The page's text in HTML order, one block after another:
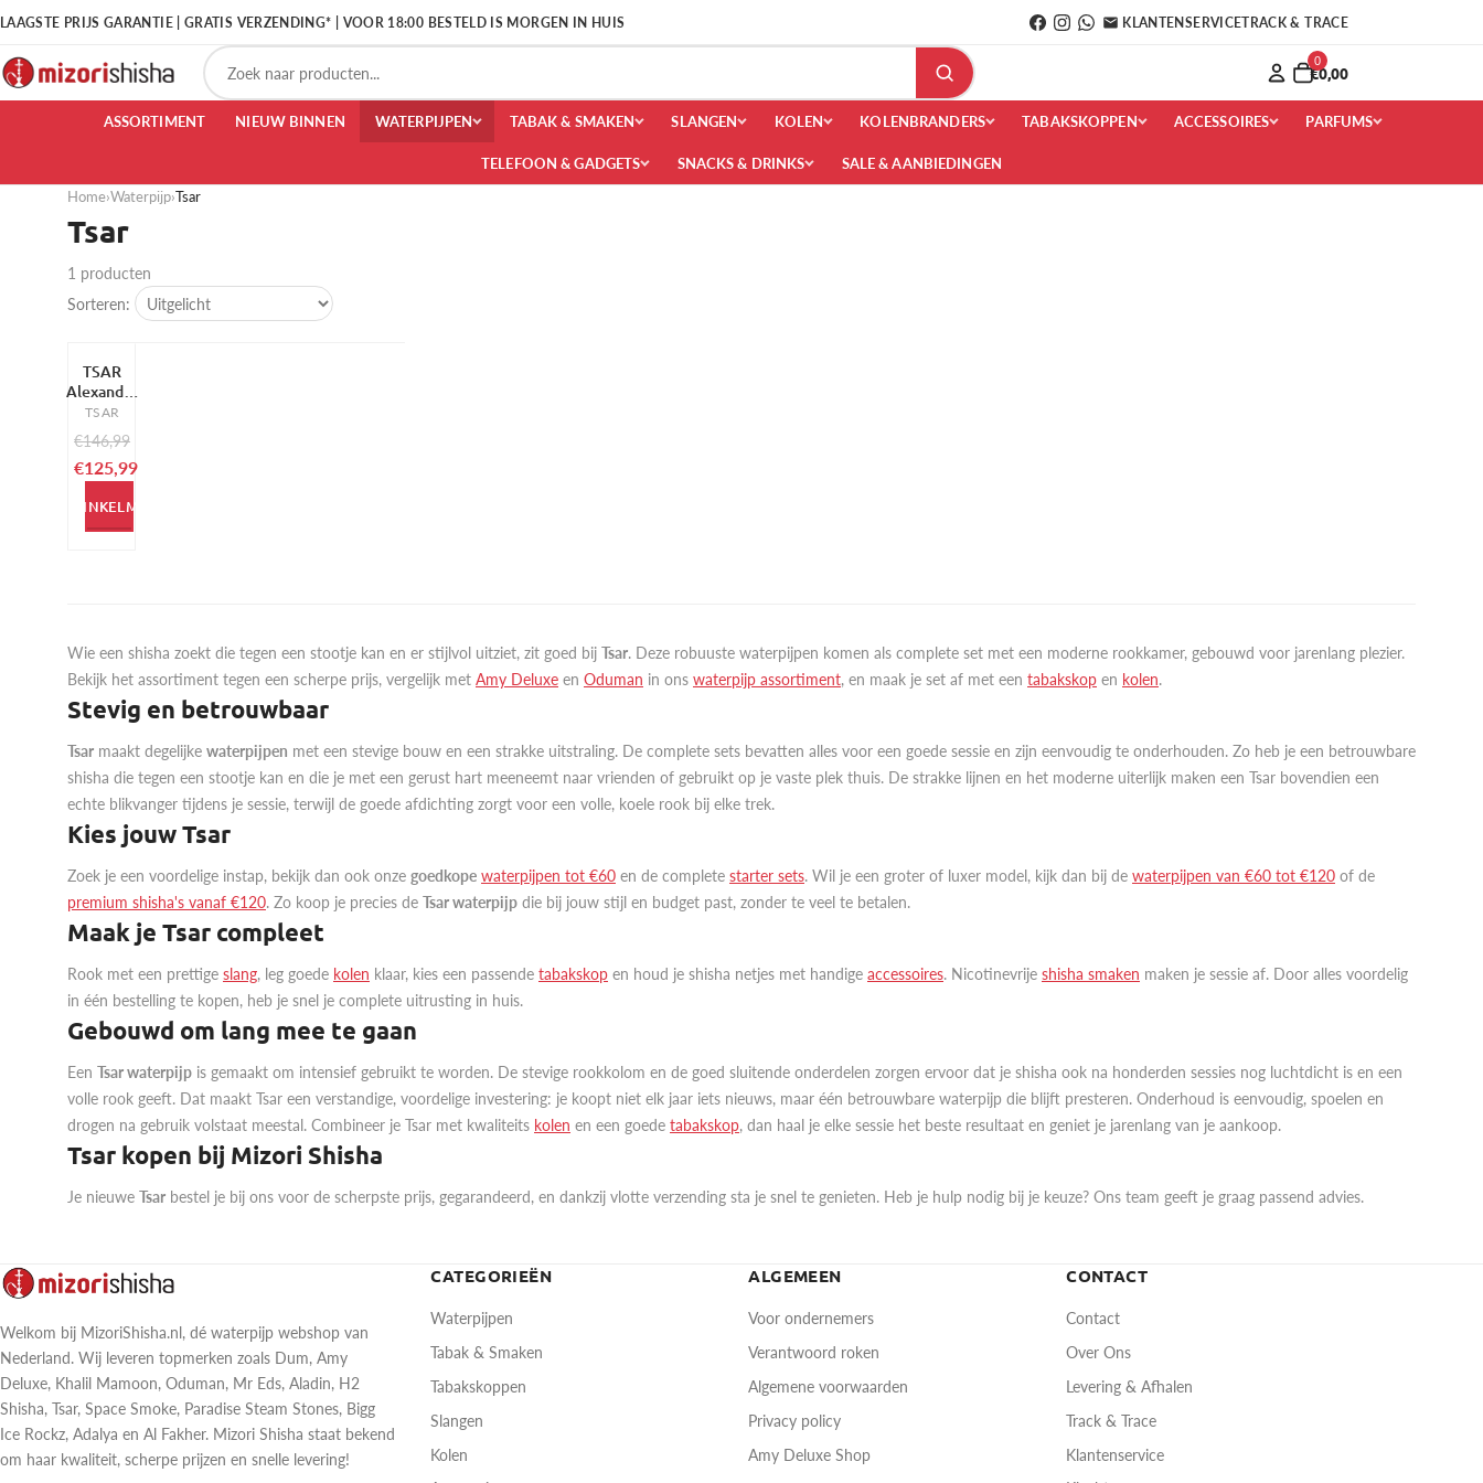
LAAGSTE PRIJS GARANTIE | GRATIS VERZENDING* | VOOR 18:00 BESTELD IS MORGEN IN HUIS KLANTENSERVICETRACK & TRACE
0
€0,00
ASSORTIMENT NIEUW BINNEN WATERPIJPEN TABAK & SMAKEN SLANGEN KOLEN KOLENBRANDERS TABAKSKOPPEN ACCESSOIRES PARFUMS
TELEFOON & GADGETS SNACKS & DRINKS SALE & AANBIEDINGEN
Home›Waterpijp›Tsar
Tsar
1 producten
Sorteren:
-14%
TSAR
Alexander
Mini Gold
Shisha
TSAR
€146,99
€125,99
IN WINKELMAND
Wie een shisha zoekt die tegen een stootje kan en er stijlvol uitziet, zit goed bij Tsar. Deze robuuste waterpijpen komen als complete set met een moderne rookkamer, gebouwd voor jarenlang plezier.
Bekijk het assortiment tegen een scherpe prijs, vergelijk met Amy Deluxe en Oduman in ons waterpijp assortiment, en maak je set af met een tabakskop en kolen.
Stevig en betrouwbaar
Tsar maakt degelijke waterpijpen met een stevige bouw en een strakke uitstraling. De complete sets bevatten alles voor een goede sessie en zijn eenvoudig te onderhouden. Zo heb je een betrouwbare
shisha die tegen een stootje kan en die je met een gerust hart meeneemt naar vrienden of gebruikt op je vaste plek thuis. De strakke lijnen en het moderne uiterlijk maken een Tsar bovendien een
echte blikvanger tijdens je sessie, terwijl de goede afdichting zorgt voor een volle, koele rook bij elke trek.
Kies jouw Tsar
Zoek je een voordelige instap, bekijk dan ook onze goedkope waterpijpen tot €60 en de complete starter sets. Wil je een groter of luxer model, kijk dan bij de waterpijpen van €60 tot €120 of de
premium shisha's vanaf €120. Zo koop je precies de Tsar waterpijp die bij jouw stijl en budget past, zonder te veel te betalen.
Maak je Tsar compleet
Rook met een prettige slang, leg goede kolen klaar, kies een passende tabakskop en houd je shisha netjes met handige accessoires. Nicotinevrije shisha smaken maken je sessie af. Door alles voordelig
in één bestelling te kopen, heb je snel je complete uitrusting in huis.
Gebouwd om lang mee te gaan
Een Tsar waterpijp is gemaakt om intensief gebruikt te worden. De stevige rookkolom en de goed sluitende onderdelen zorgen ervoor dat je shisha ook na honderden sessies nog luchtdicht is en een
volle rook geeft. Dat maakt Tsar een verstandige, voordelige investering: je koopt niet elk jaar iets nieuws, maar één betrouwbare waterpijp die blijft presteren. Onderhoud is eenvoudig, spoelen en
drogen na gebruik volstaat meestal. Combineer je Tsar met kwaliteits kolen en een goede tabakskop, dan haal je elke sessie het beste resultaat en geniet je jarenlang van je aankoop.
Tsar kopen bij Mizori Shisha
Je nieuwe Tsar bestel je bij ons voor de scherpste prijs, gegarandeerd, en dankzij vlotte verzending sta je snel te genieten. Heb je hulp nodig bij je keuze? Ons team geeft je graag passend advies.
CATEGORIEËN
Waterpijpen
Tabak & Smaken
Tabakskoppen
Slangen
Kolen
ALGEMEEN
Voor ondernemers
Verantwoord roken
Algemene voorwaarden
Privacy policy
Amy Deluxe Shop
CONTACT
Contact
Over Ons
Levering & Afhalen
Track & Trace
Klantenservice
Welkom bij MizoriShisha.nl, dé waterpijp webshop van
Nederland. Wij leveren topmerken zoals Dum, Amy
Deluxe, Khalil Mamoon, Oduman, Mr Eds, Aladin, H2
Shisha, Tsar, Space Smoke, Paradise Steam Stones, Bigg
Ice Rockz, Adalya en Al Fakher. Mizori Shisha staat bekend
om haar kwaliteit, scherpe prijzen en snelle levering!